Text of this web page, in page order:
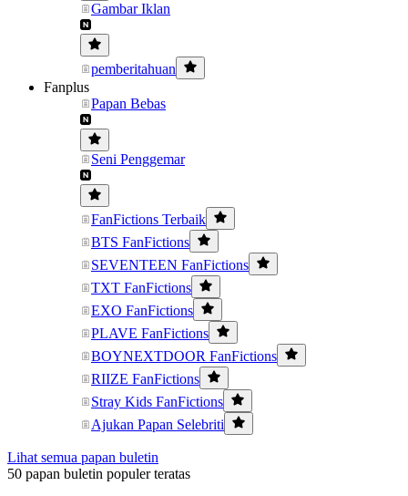
Gambar Iklan
pemberitahuan
Fanplus
Papan Bebas
Seni Penggemar
FanFictions Terbaik
BTS FanFictions
SEVENTEEN FanFictions
TXT FanFictions
EXO FanFictions
PLAVE FanFictions
BOYNEXTDOOR FanFictions
RIIZE FanFictions
Stray Kids FanFictions
Ajukan Papan Selebriti
Lihat semua papan buletin
50 papan buletin populer teratas